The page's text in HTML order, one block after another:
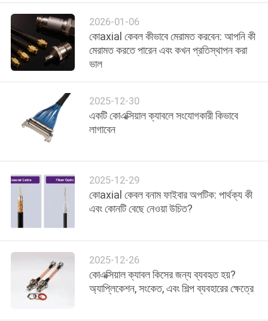
গুণমান
নিয়ন্ত্রণ
আমাদের
যোগাযোগ
মামলা
একটি
উদ্ধৃতি
অনুরোধ
করুন
2026-01-06
কোaxial কেবল কীভাবে মেরামত করবেন: আপনি কী
মেরামত করতে পারেন এবং কখন প্রতিস্থাপন করা
ভাল
2025-12-30
একটি কোএক্সিয়াল ক্যাবলে সংযোগকারী কিভাবে
লাগাবেন
2025-12-29
কোaxial কেবল বনাম ফাইবার অপটিক: পার্থক্য কী
এবং কোনটি বেছে নেওয়া উচিত?
2025-12-26
কোএক্সিয়াল ক্যাবল কিসের জন্য ব্যবহৃত হয়?
অ্যাপ্লিকেশন, সংকেত, এবং শিল্প ব্যবহারের ক্ষেত্রে